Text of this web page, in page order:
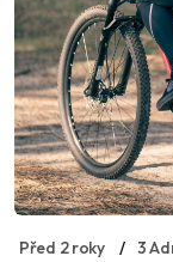
Před 2 roky 3